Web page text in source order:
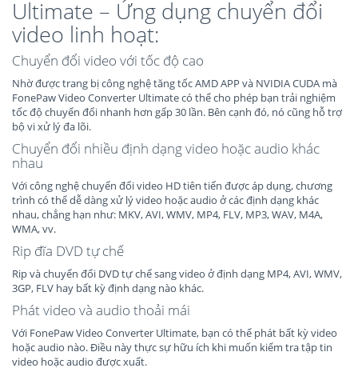
Ultimate – Ứng dụng chuyển đổi
video linh hoạt:
Chuyển đổi video với tốc độ cao
Nhờ được trang bị công nghệ tăng tốc AMD APP và NVIDIA CUDA mà
FonePaw Video Converter Ultimate có thể cho phép bạn trải nghiệm
tốc độ chuyển đổi nhanh hơn gấp 30 lần. Bên cạnh đó, nó cũng hỗ trợ
bộ vi xử lý đa lõi.
Chuyển đổi nhiều định dạng video hoặc audio khác
nhau
Với công nghệ chuyển đổi video HD tiên tiến được áp dụng, chương
trình có thể dễ dàng xử lý video hoặc audio ở các định dạng khác
nhau, chẳng hạn như: MKV, AVI, WMV, MP4, FLV, MP3, WAV, M4A,
WMA, vv.
Rip đĩa DVD tự chế
Rip và chuyển đổi DVD tự chế sang video ở định dạng MP4, AVI, WMV,
3GP, FLV hay bất kỳ định dạng nào khác.
Phát video và audio thoải mái
Với FonePaw Video Converter Ultimate, bạn có thể phát bất kỳ video
hoặc audio nào. Điều này thực sự hữu ích khi muốn kiểm tra tập tin
video hoặc audio được xuất.